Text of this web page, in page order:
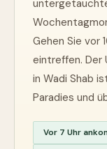
Gehen Sie vor
eintreffen. Der
in Wadi Shab
Paradies und
Vor 7 Uhr